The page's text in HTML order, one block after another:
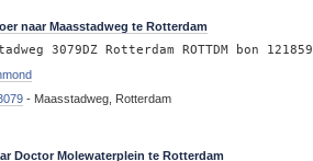
naar Maasstadweg te Rotterdam
3079DZ Rotterdam ROTTDM bon 121859
- Maasstadweg, Rotterdam
Doctor Molewaterplein te Rotterdam